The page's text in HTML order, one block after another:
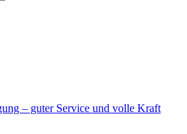
– guter Service und volle Kraft